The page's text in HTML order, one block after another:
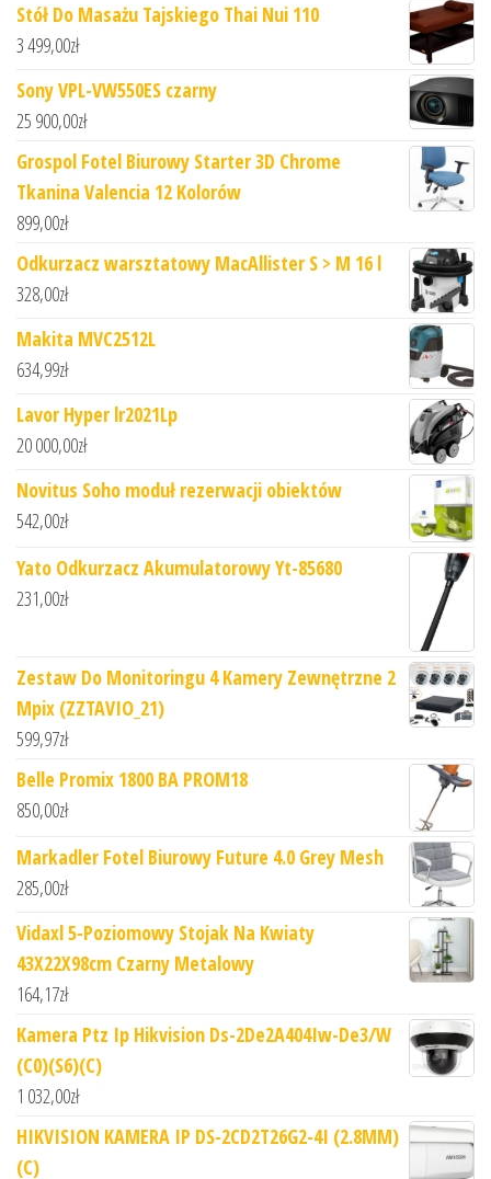
Stół Do Masażu Tajskiego Thai Nui 110
3 499,00zł
Sony VPL-VW550ES czarny
25 900,00zł
Grospol Fotel Biurowy Starter 3D Chrome
Tkanina Valencia 12 Kolorów
899,00zł
Odkurzacz warsztatowy MacAllister S > M 16 l
328,00zł
Makita MVC2512L
634,99zł
Lavor Hyper lr2021Lp
20 000,00zł
Novitus Soho moduł rezerwacji obiektów
542,00zł
Yato Odkurzacz Akumulatorowy Yt-85680
231,00zł
Zestaw Do Monitoringu 4 Kamery Zewnętrzne 2
Mpix (ZZTAVIO_21)
599,97zł
Belle Promix 1800 BA PROM18
850,00zł
Markadler Fotel Biurowy Future 4.0 Grey Mesh
285,00zł
Vidaxl 5-Poziomowy Stojak Na Kwiaty
43X22X98cm Czarny Metalowy
164,17zł
Kamera Ptz Ip Hikvision Ds-2De2A404Iw-De3/W
(C0)(S6)(C)
1 032,00zł
HIKVISION KAMERA IP DS-2CD2T26G2-4I (2.8MM)
(C)